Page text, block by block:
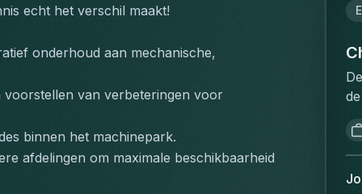
echt het verschil maakt!
onderhoud aan mechanische,
van verbeteringen voor
binnen het machinepark.
afdelingen om maximale beschikbaarheid